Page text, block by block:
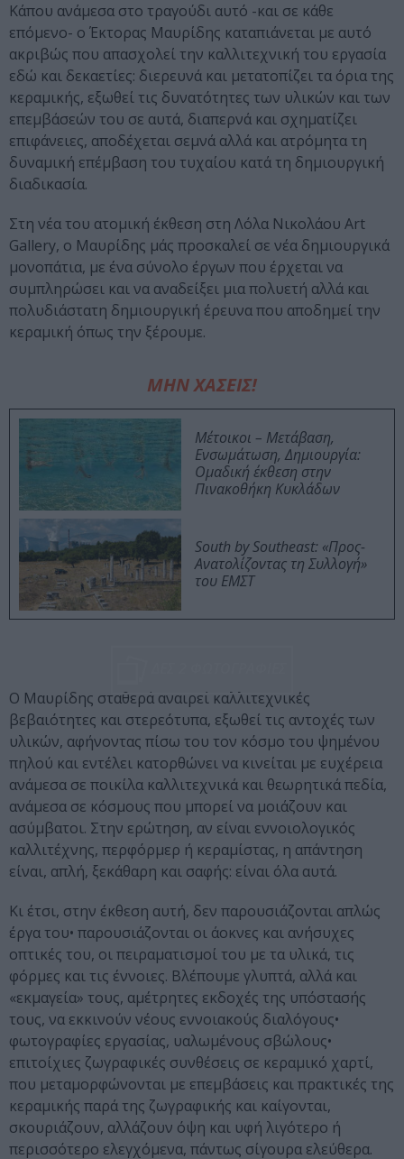
Κάπου ανάμεσα στο τραγούδι αυτό -και σε κάθε
επόμενο- ο Έκτορας Μαυρίδης καταπιάνεται με αυτό
ακριβώς που απασχολεί την καλλιτεχνική του εργασία
εδώ και δεκαετίες: διερευνά και μετατοπίζει τα όρια της
κεραμικής, εξωθεί τις δυνατότητες των υλικών και των
επεμβάσεών του σε αυτά, διαπερνά και σχηματίζει
επιφάνειες, αποδέχεται σεμνά αλλά και ατρόμητα τη
δυναμική επέμβαση του τυχαίου κατά τη δημιουργική
διαδικασία.
Στη νέα του ατομική έκθεση στη Λόλα Νικολάου Art
Gallery, ο Μαυρίδης μάς προσκαλεί σε νέα δημιουργικά
μονοπάτια, με ένα σύνολο έργων που έρχεται να
συμπληρώσει και να αναδείξει μια πολυετή αλλά και
πολυδιάστατη δημιουργική έρευνα που αποδημεί την
κεραμική όπως την ξέρουμε.
ΜΗΝ ΧΑΣΕΙΣ!
Μέτοικοι – Μετάβαση,
Ενσωμάτωση, Δημιουργία:
Ομαδική έκθεση στην
Πινακοθήκη Κυκλάδων
South by Southeast: «Προς-
Ανατολίζοντας τη Συλλογή»
του ΕΜΣΤ
Ο Μαυρίδης σταθερά αναιρεί καλλιτεχνικές
βεβαιότητες και στερεότυπα, εξωθεί τις αντοχές των
υλικών, αφήνοντας πίσω του τον κόσμο του ψημένου
πηλού και εντέλει κατορθώνει να κινείται με ευχέρεια
ανάμεσα σε ποικίλα καλλιτεχνικά και θεωρητικά πεδία,
ανάμεσα σε κόσμους που μπορεί να μοιάζουν και
ασύμβατοι. Στην ερώτηση, αν είναι εννοιολογικός
καλλιτέχνης, περφόρμερ ή κεραμίστας, η απάντηση
είναι, απλή, ξεκάθαρη και σαφής: είναι όλα αυτά.
Κι έτσι, στην έκθεση αυτή, δεν παρουσιάζονται απλώς
έργα του• παρουσιάζονται οι άοκνες και ανήσυχες
οπτικές του, οι πειραματισμοί του με τα υλικά, τις
φόρμες και τις έννοιες. Βλέπουμε γλυπτά, αλλά και
«εκμαγεία» τους, αμέτρητες εκδοχές της υπόστασής
τους, να εκκινούν νέους εννοιακούς διαλόγους•
φωτογραφίες εργασίας, υαλωμένους σβώλους•
επιτοίχιες ζωγραφικές συνθέσεις σε κεραμικό χαρτί,
που μεταμορφώνονται με επεμβάσεις και πρακτικές της
κεραμικής παρά της ζωγραφικής και καίγονται,
σκουριάζουν, αλλάζουν όψη και υφή λιγότερο ή
περισσότερο ελεγχόμενα, πάντως σίγουρα ελεύθερα.